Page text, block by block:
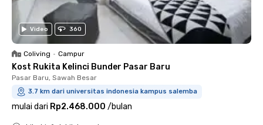
Video 360
Coliving • Campur
Kost Rukita Kelinci Bunder Pasar Baru
Pasar Baru, Sawah Besar
3.7 km dari universitas indonesia kampus salemba
mulai dari Rp2.468.000 /bulan